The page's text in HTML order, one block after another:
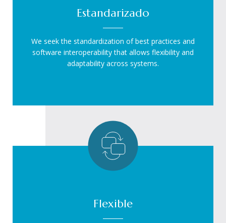
Estandarizado
We seek the standardization of best practices and
software interoperability that allows flexibility and
adaptability across systems.
Flexible